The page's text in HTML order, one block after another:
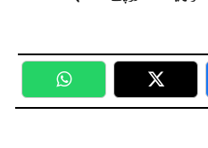
WhatsApp Twitter